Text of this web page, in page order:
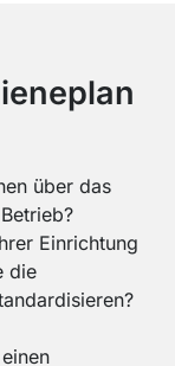
über das
Einrichtung
die